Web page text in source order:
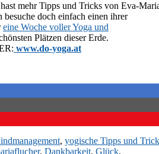
mehr Tipps und Tricks von Eva-
besuche doch einfach einen ihrer
eine Woche voller Yoga und
Plätzen dieser Erde.
www.do-yoga.at
, yogische Tipps und
, Dankbarkeit, Glück,